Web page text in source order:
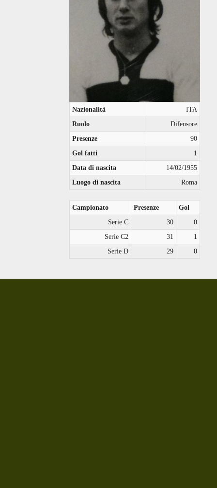
Nazionalità
ITA
Ruolo
Difensore
Presenze
90
Gol fatti
1
Data di nascita
14/02/1955
Luogo di nascita
Roma
Campionato Presenze
Gol
Serie C
30
0
Serie C2
31
1
Serie D
29 0